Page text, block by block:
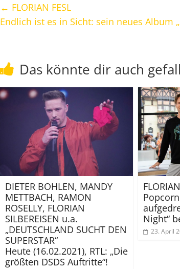
← FLORIAN FESL
Endlich ist es in Sicht: sein neues Album
Das könnte dir auch
DIETER BOHLEN, MANDY
METTBACH, RAMON
ROSELLY, FLORIAN
SILBEREISEN u.a.
„DEUTSCHLAND SUCHT DEN
SUPERSTAR“
Heute (16.02.2021), RTL: „Die
größten DSDS Auftritte“!
Night“
23. April